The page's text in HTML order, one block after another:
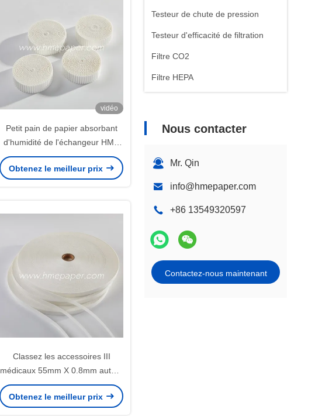
Testeur de chute de pression
Testeur d'efficacité de filtration
Filtre CO2
Filtre HEPA
Nous contacter
Mr. Qin
info@hmepaper.com
+86 13549320597
Contactez-nous maintenant
vidéo
Petit pain de papier absorbant
d'humidité de l'échangeur HME
de la chaleur et d'humidité
Obtenez le meilleur prix
Classez les accessoires III
médicaux 55mm X 0.8mm autour
du papier filtre médical HMEF
Obtenez le meilleur prix